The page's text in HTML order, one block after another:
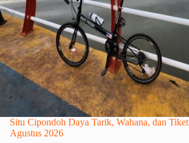
Situ Cipondoh Daya Tarik, Wahana, dan
Agustus 2026